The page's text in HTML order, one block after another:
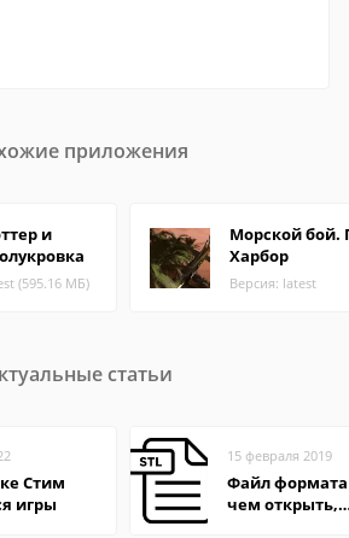
приложения
и
(595.16 МБ)
Морской бой.
Харбор
Версия: latest
статьи
Стим
игры
15 февраля 2019
Файл
чем открыть,